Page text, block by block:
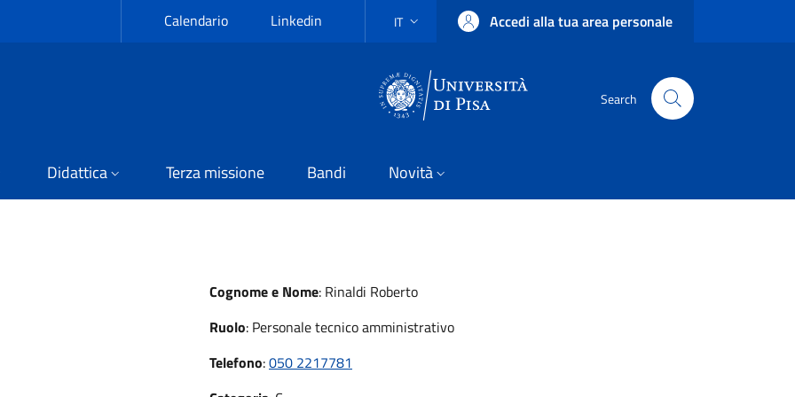
Calendario Linkedin SELETTORE LINGUA: CURRENT LANGUAGE
IT
Accedi alla tua area personale
Search
Didattica Terza missione Bandi Novità
Cognome e Nome: Rinaldi Roberto
Ruolo: Personale tecnico amministrativo
Telefono:050 2217781